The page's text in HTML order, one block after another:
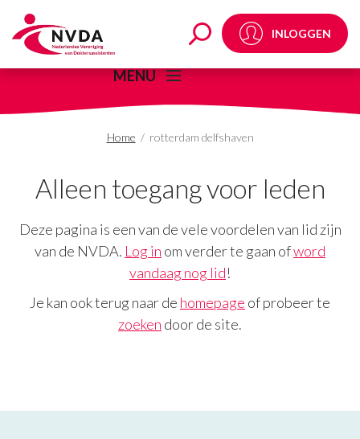
rotterdam delfshaven
INLOGGEN
MENU
Home / rotterdam delfshaven
Alleen toegang voor leden
Deze pagina is een van de vele voordelen van lid zijn
van de NVDA. Log in om verder te gaan ofword
vandaag nog lid!
Je kan ook terug naar de homepage of probeer te
zoeken door de site.